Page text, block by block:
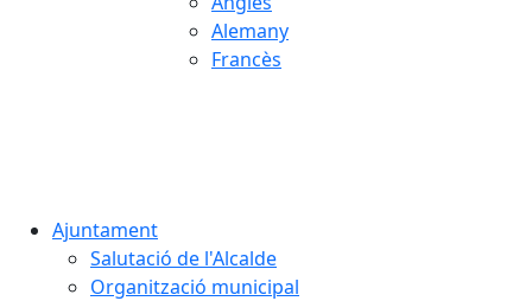
Alemany
Francès
Ajuntament
Salutació de l'Alcalde
Organització municipal